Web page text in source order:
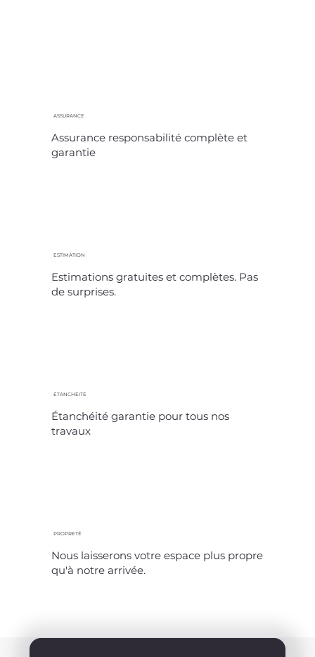
ASSURANCE
Assurance responsabilité complète et
garantie
ESTIMATION
Estimations gratuites et complètes. Pas
de surprises.
ÉTANCHÉITÉ
Étanchéité garantie pour tous nos
travaux
PROPRETÉ
Nous laisserons votre espace plus propre
qu'à notre arrivée.​